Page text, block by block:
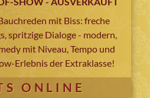
mit Biss: freche
spritzige Dialoge - modern,
mit Niveau, Tempo und
Erlebnis der Extraklasse!
ONLINE